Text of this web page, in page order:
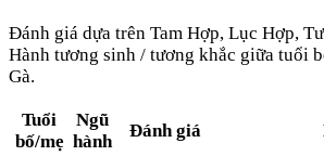
Đánh giá dựa trên Tam Hợp, Lục Hợp,
Hành tương sinh / tương khắc giữa tuổi
Gà.
Tuổi
bố/mẹ
Ngũ
hành
Đánh giá